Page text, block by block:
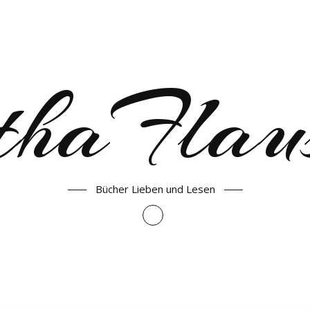
Bücher Lieben und Lesen